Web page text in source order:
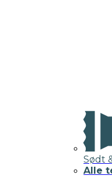
Sødt
Alle